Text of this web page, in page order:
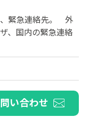
緊急連絡先。 外
、国内の緊急連絡
い合わせ